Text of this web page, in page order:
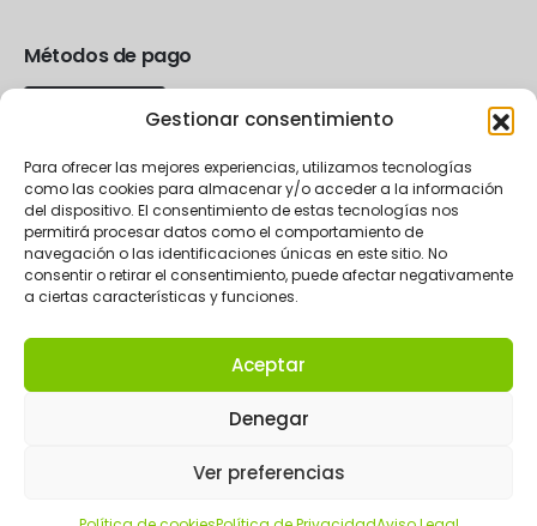
Gestionar consentimiento
Para ofrecer las mejores experiencias, utilizamos tecnologías
como las cookies para almacenar y/o acceder a la información
del dispositivo. El consentimiento de estas tecnologías nos
permitirá procesar datos como el comportamiento de
navegación o las identificaciones únicas en este sitio. No
consentir o retirar el consentimiento, puede afectar negativamente
a ciertas características y funciones.
Aceptar
Denegar
Ver preferencias
Métodos de pago
2024 La Rueda eCommerce.